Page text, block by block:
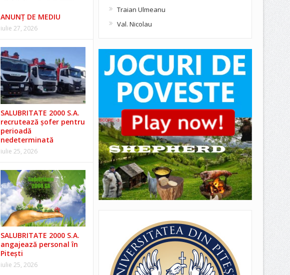
ANUNŢ DE MEDIU
iulie 27, 2026
SALUBRITATE 2000 S.A.
recrutează șofer pentru
perioadă
nedeterminată
iulie 25, 2026
SALUBRITATE 2000 S.A.
angajează personal în
Pitești
iulie 25, 2026
Traian Ulmeanu
Val. Nicolau